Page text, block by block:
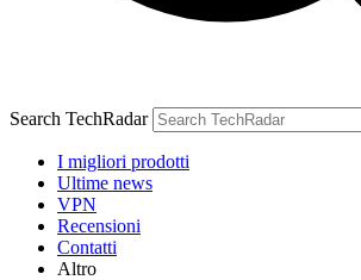
Search TechRadar
I migliori prodotti
Ultime news
VPN
Recensioni
Contatti
Altro